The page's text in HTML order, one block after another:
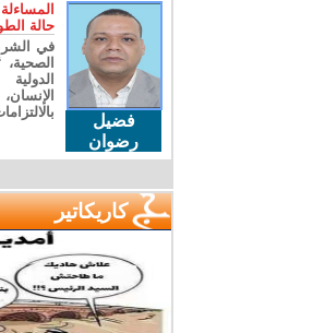
فضيل
رضوان
حالة
في
الصحية،
كاريكاتير